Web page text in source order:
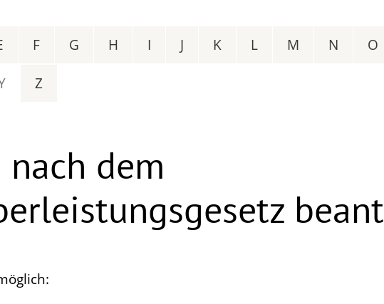
F G H I J K L M N O
Z
dem